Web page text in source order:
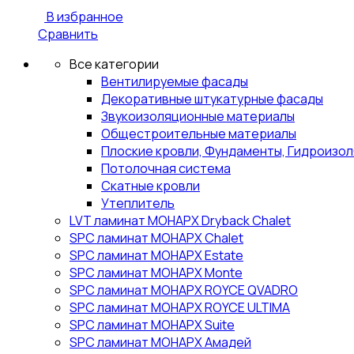
В избранное
Сравнить
Все категории
Вентилируемые фасады
Декоративные штукатурные фасады
Звукоизоляционные материалы
Общестроительные материалы
Плоские кровли, Фундаменты,
Потолочная система
Скатные кровли
Утеплитель
LVT ламинат МОНАРХ Dryback Chalet
SPC ламинат МОНАРХ Chalet
SPC ламинат МОНАРХ Estate
SPC ламинат МОНАРХ Monte
SPC ламинат МОНАРХ ROYCE QVADRO
SPC ламинат МОНАРХ ROYCE ULTIMA
SPC ламинат МОНАРХ Suite
SPC ламинат МОНАРХ Амадей